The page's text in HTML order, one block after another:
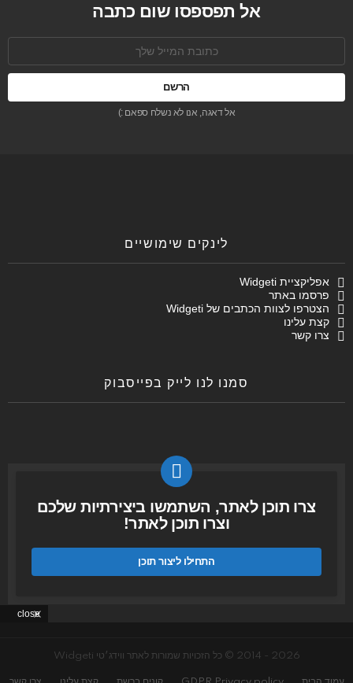
אל תפספסו שום כתבה
אל דאגה, אנו לא נשלח ספאם :)
לינקים שימושיים
אפליקציית Widgeti
פרסמו באתר
הצטרפו לצוות הכתבים של Widgeti
קצת עלינו
צרו קשר
סמנו לנו לייק בפייסבוק
צרו תוכן לאתר, השתמשו ביצירתיות שלכם
וצרו תוכן לאתר!
התחילו ליצור תוכן
2026 - 2014 © כל הזכויות שמורות לאתר ווידג׳טי Widgeti
close